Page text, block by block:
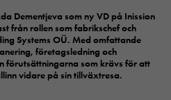
Dementjeva som ny VD på Inission
från rollen som fabrikschef och
Systems OÜ. Med omfattande
företagsledning och
förutsättningarna som krävs för att
vidare på sin tillväxtresa.